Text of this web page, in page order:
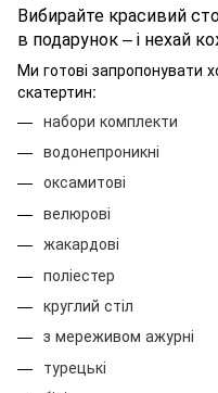
Вибирайте красивий
в подарунок – і нехай
Ми готові запропонувати
скатертин:
набори комплекти
водонепроникні
оксамитові
велюрові
жакардові
поліестер
круглий стіл
з мереживом ажурні
турецькі